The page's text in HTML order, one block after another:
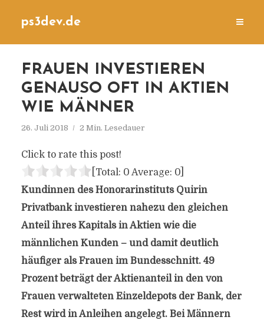
ps3dev.de
FRAUEN INVESTIEREN
GENAUSO OFT IN AKTIEN
WIE MÄNNER
26. Juli 2018 2 Min. Lesedauer
Click to rate this post!
[Total: 0 Average: 0]
Kundinnen des Honorarinstituts Quirin
Privatbank investieren nahezu den gleichen
Anteil ihres Kapitals in Aktien wie die
männlichen Kunden – und damit deutlich
häufiger als Frauen im Bundesschnitt. 49
Prozent beträgt der Aktienanteil in den von
Frauen verwalteten Einzeldepots der Bank, der
Rest wird in Anleihen angelegt. Bei Männern